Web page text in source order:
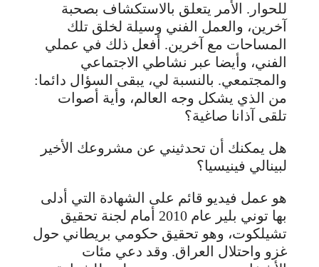
للحوار. الأمر يتعلق بالاستكشاف بصحبة
آخرين، والعمل الفني وسيلة لخلق تلك
المساحات مع آخرين. أفعل ذلك في عملي
الفني، وأيضا عبر نشاطي الاجتماعي
والمجتمعي. بالنسبة لي، يبقى السؤال دائما:
من الذي يشكل وجه العالم، وأية أصوات
تلقى آذانا صاغية؟
هل يمكنك أن تحدثيني عن مشروعك الأخير
لبينالي فينيسيا؟
هو عمل فيديو قائم على الشهادة التي أدلى
بها توني بلير عام 2010 أمام لجنة تحقيق
تشيلكوت، وهو تحقيق حكومي بريطاني حول
غزو واحتلال العراق. وقد دعي مئات